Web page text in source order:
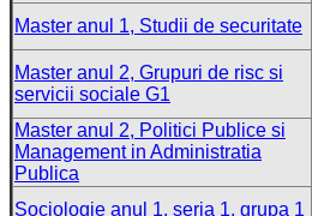
Master anul 1, Studii de securitate
Master anul 2, Grupuri de risc si
servicii sociale G1
Master anul 2, Politici Publice si
Management in Administratia
Publica
Sociologie anul 1, seria 1, grupa 1